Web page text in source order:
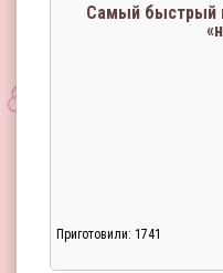
Самый быстрый
Приготовили: 1741